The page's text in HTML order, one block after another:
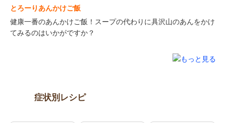
とろーりあんかけご飯
健康一番のあんかけご飯！スープの代わりに具沢山のあんをかけ
てみるのはいかがですか？
症状別レシピ